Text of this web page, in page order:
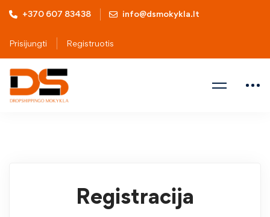
+370 607 83438 info@dsmokykla.lt
Prisijungti Registruotis
Registracija